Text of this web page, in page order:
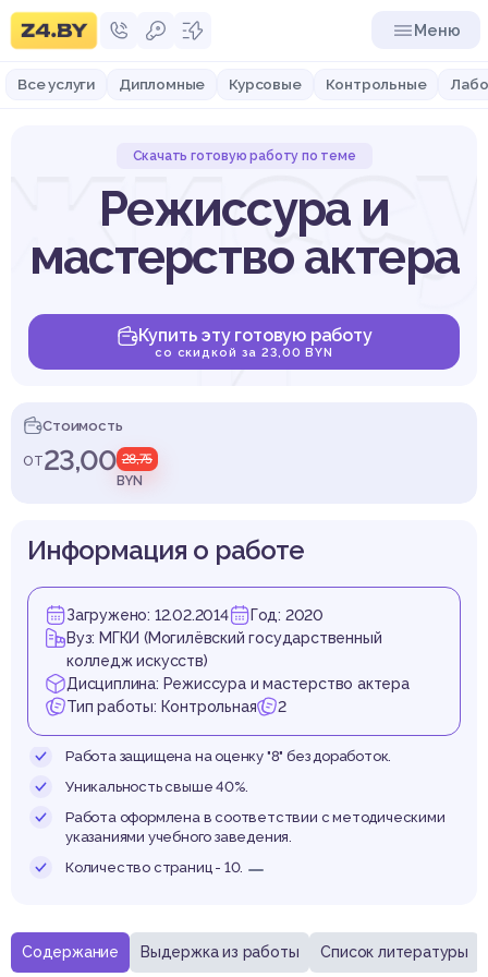
Меню
Все услуги Дипломные Курсовые Контрольные
Скачать готовую работу по теме
Режиссура и
мастерство актера
Купить эту готовую работу
со скидкой за 23,00 BYN
и
Стоимость
от23,00 28,75
BYN
Содержание Выдержка из работы Список литературы
Информация о работе
Загружено: 12.02.2014
Год: 2020
Вуз: МГКИ (Могилёвский государственный
колледж искусств)
Дисциплина: Режиссура и мастерство актера
Тип работы: Контрольная
2
Работа защищена на оценку "8" без доработок.
Уникальность свыше 40%.
Работа оформлена в соответствии с методическими
указаниями учебного заведения.
Количество страниц - 10.